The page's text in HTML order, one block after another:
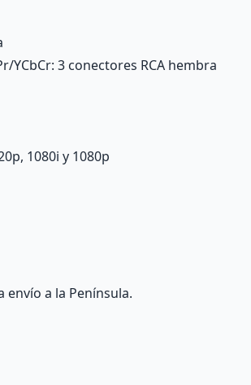
YCbCr: 3 conectores RCA hembra
1080i y 1080p
a la Península.